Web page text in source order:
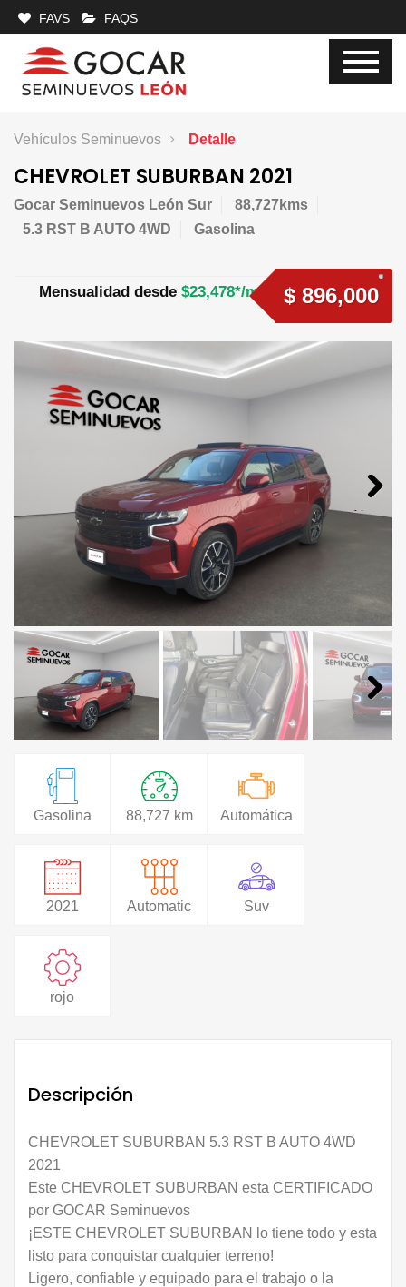
FAVS FAQS
Vehículos Seminuevos Detalle
CHEVROLET SUBURBAN 2021
Gocar Seminuevos León Sur
88,727kms
5.3 RST B AUTO 4WD
Gasolina
$ 896,000
Mensualidad desde $23,478*/mes
Next
Next
Gasolina 88,727 km Automática
2021 Automatic Suv
rojo
Descripción
CHEVROLET SUBURBAN 5.3 RST B AUTO 4WD
2021
Este CHEVROLET SUBURBAN esta CERTIFICADO
por GOCAR Seminuevos
¡ESTE CHEVROLET SUBURBAN lo tiene todo y esta
listo para conquistar cualquier terreno!
Ligero, confiable y equipado para el trabajo o la